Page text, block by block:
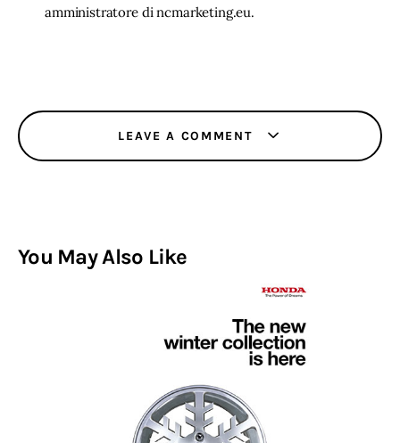
amministratore di ncmarketing.eu.
LEAVE A COMMENT
You May Also Like